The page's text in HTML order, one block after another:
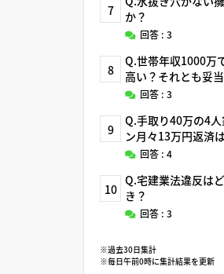
7
か？
回答 : 3
8
Q.世帯年収1000万
高い？それとも妥
回答 : 3
9
Q.手取り40万の4
ン月々13万円返済
回答 : 4
10
Q.宅建業法違反は
き？
回答 : 3
※過去30日集計
※毎日午前0時に集計結果を更新